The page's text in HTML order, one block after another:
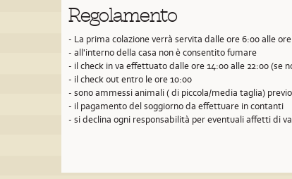
Regolamento
- La prima colazione verrà servita dalle ore 6:00 alle
- all'interno della casa non è consentito fumare
- il check in va effettuato dalle ore 14:00 alle 22:00 (se
- il check out entro le ore 10:00
- sono ammessi animali ( di piccola/media taglia)
- il pagamento del soggiorno da effettuare in contanti
- si declina ogni responsabilità per eventuali affetti di